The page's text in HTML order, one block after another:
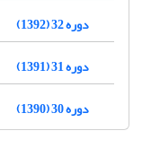
دوره 32 (1392)
دوره 31 (1391)
دوره 30 (1390)